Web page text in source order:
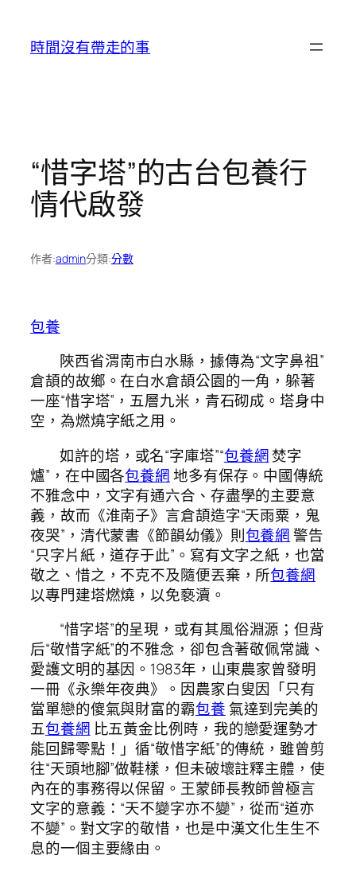
時間沒有帶走的事
“惜字塔”的古台包養行
情代啟發
作者:admin分類:分數
包養
陜西省渭南市白水縣，據傳為“文字鼻祖”
倉頡的故鄉。在白水倉頡公園的一角，躲著
一座“惜字塔”，五層九米，青石砌成。塔身中
空，為燃燒字紙之用。
如許的塔，或名“字庫塔”“包養網焚字
爐”，在中國各包養網地多有保存。中國傳統
不雅念中，文字有通六合、存盡學的主要意
義，故而《淮南子》言倉頡造字“天雨粟，鬼
夜哭”，清代蒙書《節韻幼儀》則包養網警告
“只字片紙，道存于此”。寫有文字之紙，也當
敬之、惜之，不克不及隨便丟棄，所包養網
以專門建塔燃燒，以免褻瀆。
“惜字塔”的呈現，或有其風俗淵源；但背
后“敬惜字紙”的不雅念，卻包含著敬佩常識、
愛護文明的基因。1983年，山東農家曾發明
一冊《永樂年夜典》。因農家白叟因「只有
當單戀的傻氣與財富的霸包養 氣達到完美的
五包養網 比五黃金比例時，我的戀愛運勢才
能回歸零點！」循“敬惜字紙”的傳統，雖曾剪
往“天頭地腳”做鞋樣，但未破壞註釋主體，使
內在的事務得以保留。王蒙師長教師曾極言
文字的意義：“天不變字亦不變”，從而“道亦
不變”。對文字的敬惜，也是中漢文化生生不
息的一個主要緣由。